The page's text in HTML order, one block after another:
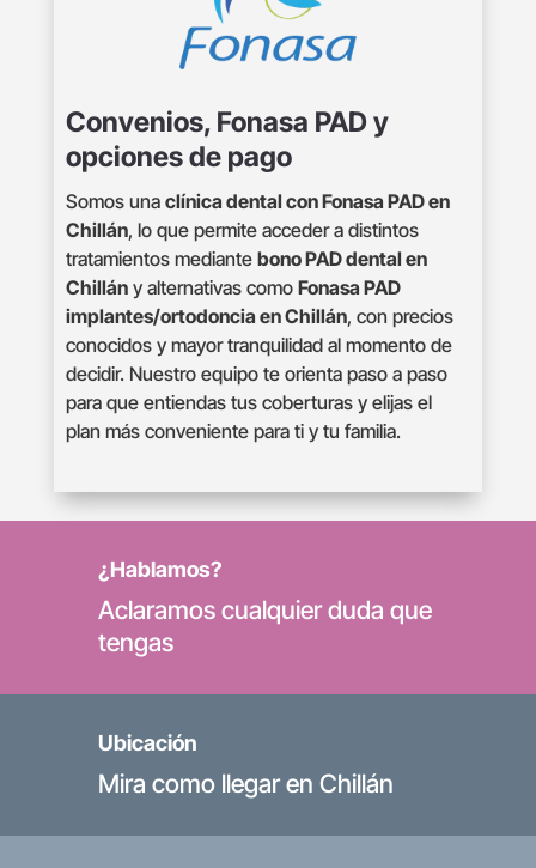
Convenios, Fonasa PAD y
opciones de pago
Somos una clínica dental con Fonasa PAD en
Chillán, lo que permite acceder a distintos
tratamientos mediante bono PAD dental en
Chillán y alternativas como Fonasa PAD
implantes/ortodoncia en Chillán, con precios
conocidos y mayor tranquilidad al momento de
decidir. Nuestro equipo te orienta paso a paso
para que entiendas tus coberturas y elijas el
plan más conveniente para ti y tu familia.
¿Hablamos?
Aclaramos cualquier duda que
tengas
Ubicación
Mira como llegar en Chillán